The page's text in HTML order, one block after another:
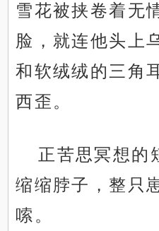
雪花被挟卷着无
脸，就连他头上
和软绒绒的三角
西歪。
正苦思冥想的
缩缩脖子，整只
嗦。